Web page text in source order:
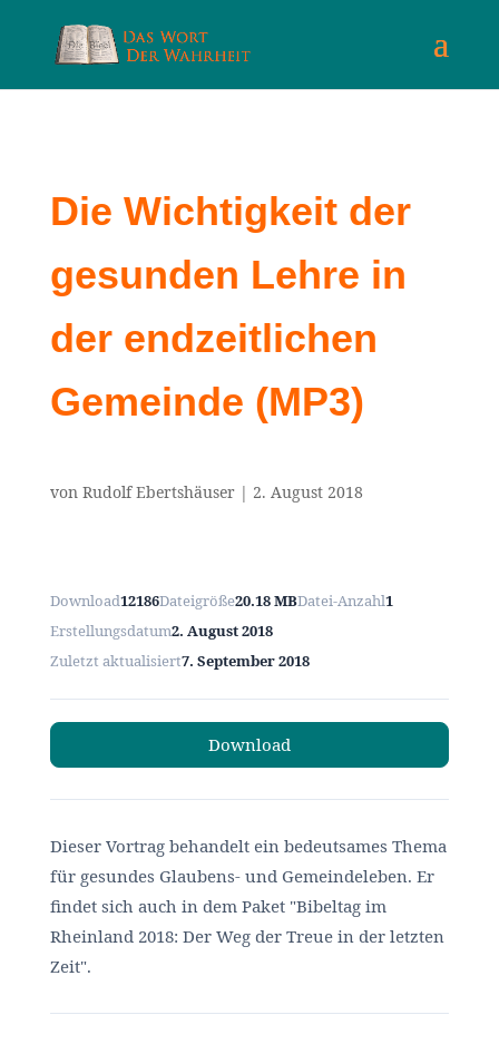
Die Wichtigkeit der
gesunden Lehre in
der endzeitlichen
Gemeinde (MP3)
von Rudolf Ebertshäuser| 2. August 2018
Download12186Dateigröße20.18 MBDatei-Anzahl1
Erstellungsdatum2. August 2018
Zuletzt aktualisiert7. September 2018
Download
Dieser Vortrag behandelt ein bedeutsames Thema
für gesundes Glaubens- und Gemeindeleben. Er
findet sich auch in dem Paket "Bibeltag im
Rheinland 2018: Der Weg der Treue in der letzten
Zeit".